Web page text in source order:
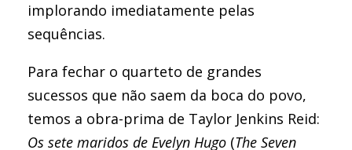
implorando imediatamente pelas
sequências.
Para fechar o quarteto de grandes
sucessos que não saem da boca do povo,
temos a obra-prima de Taylor Jenkins Reid:
Os sete maridos de Evelyn Hugo (The Seven